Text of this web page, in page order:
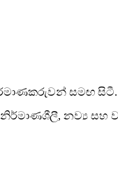
සමඟ සිටී.
නව්‍ය සහ